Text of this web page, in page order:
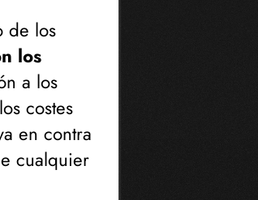
de los
los
a los
costes
en contra
cualquier